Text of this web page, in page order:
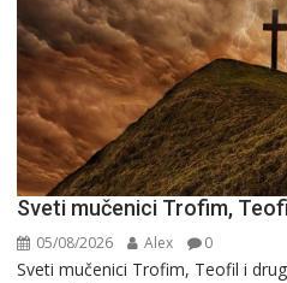
Sveti mučenici Trofim,
05/08/2026 Alex 0
Sveti mučenici Trofim, Teofil i